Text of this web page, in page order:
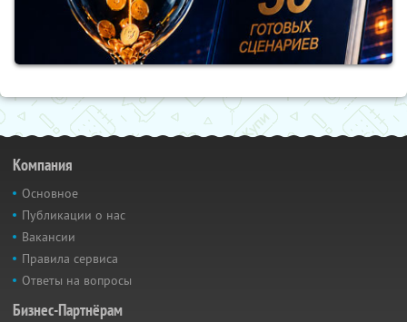
Компания
Основное
Публикации о нас
Вакансии
Правила сервиса
Ответы на вопросы
Бизнес-Партнёрам